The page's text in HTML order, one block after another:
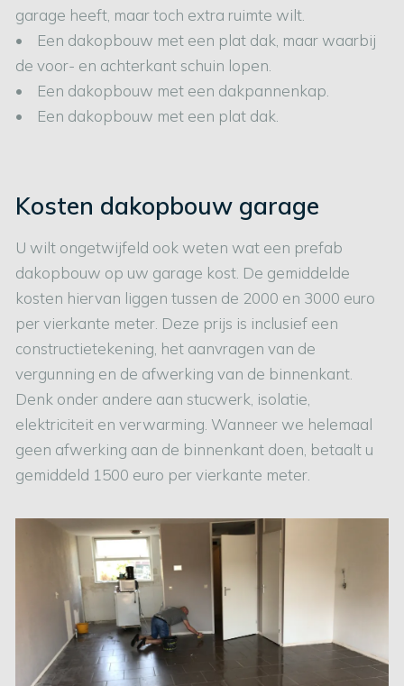
garage heeft, maar toch extra ruimte wilt.
• Een dakopbouw met een plat dak, maar waarbij
de voor- en achterkant schuin lopen.
• Een dakopbouw met een dakpannenkap.
• Een dakopbouw met een plat dak.
Kosten dakopbouw garage
U wilt ongetwijfeld ook weten wat een prefab
dakopbouw op uw garage kost. De gemiddelde
kosten hiervan liggen tussen de 2000 en 3000 euro
per vierkante meter. Deze prijs is inclusief een
constructietekening, het aanvragen van de
vergunning en de afwerking van de binnenkant.
Denk onder andere aan stucwerk, isolatie,
elektriciteit en verwarming. Wanneer we helemaal
geen afwerking aan de binnenkant doen, betaalt u
gemiddeld 1500 euro per vierkante meter.